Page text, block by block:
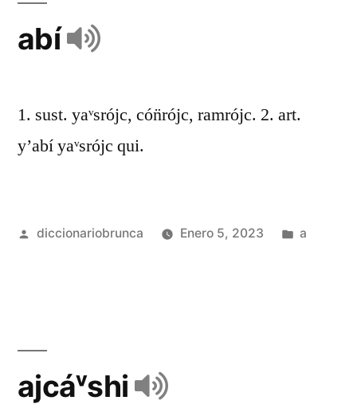
abí
1. sust. yaᵛsrójc, cón̈rójc, ramrójc. 2. art.
y’abí yaᵛsrójc qui.
diccionariobrunca Enero 5, 2023 a
ajcáᵛshi